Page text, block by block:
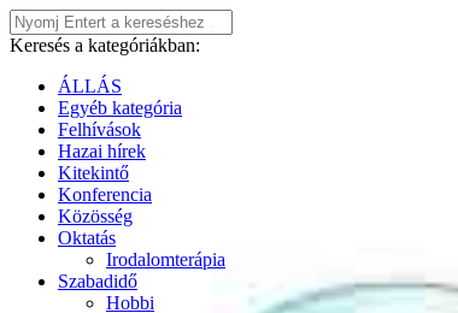
Keresés a kategóriákban:
ÁLLÁS
Egyéb kategória
Felhívások
Hazai hírek
Kitekintő
Konferencia
Közösség
Oktatás
Irodalomterápia
Szabadidő
Hobbi